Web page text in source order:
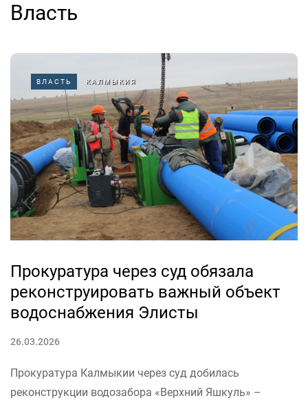
Власть
ВЛАСТЬ КАЛМЫКИЯ
Прокуратура через суд обязала
реконструировать важный объект
водоснабжения Элисты
26.03.2026
Прокуратура Калмыкии через суд добилась
реконструкции водозабора «Верхний Яшкуль» –